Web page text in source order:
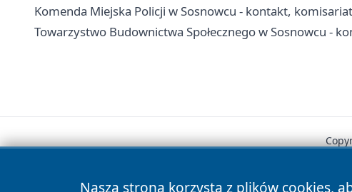
Komenda Miejska Policji w Sosnowcu - kontakt,
Towarzystwo Budownictwa Społecznego w Sosnowcu -
Nasza strona korzysta z plików cookies,